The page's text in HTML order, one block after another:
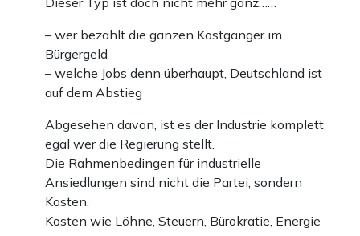
– wer bezahlt die ganzen Kostgänger im
Bürgergeld
– welche Jobs denn überhaupt, Deutschland ist
auf dem Abstieg
Abgesehen davon, ist es der Industrie komplett
egal wer die Regierung stellt.
Die Rahmenbedingen für industrielle
Ansiedlungen sind nicht die Partei, sondern
Kosten.
Kosten wie Löhne, Steuern, Bürokratie, Energie